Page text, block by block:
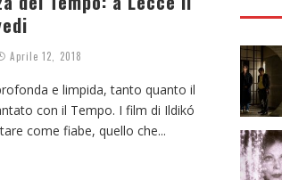
Aprile 12, 2018
e limpida, tanto quanto il
con il Tempo. I film di Ildikó
come fiabe, quello che...